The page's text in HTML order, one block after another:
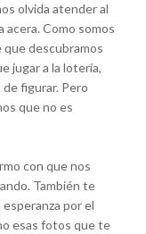
olvida atender al
Como somos
descubramos
jugar a la lotería,
figurar. Pero
que no es
con que nos
También te
por el
esas fotos que te